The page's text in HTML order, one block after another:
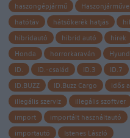
haszongépjármű
hatótáv
hátsókerék hatjás
hibridautó
hibrid autó
hirek
Honda
horrorkaraván
ID.
ID.-család ID.3
ID.7
ID.BUZZ
ID.Buzz Cargo
idős
illegális szerviz
illegális szoftver
import
importált használtautó
importautó
Istenes László